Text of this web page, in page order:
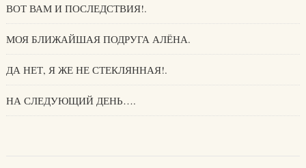
ВОТ ВАМ И ПОСЛЕДСТВИЯ!.
МОЯ БЛИЖАЙШАЯ ПОДРУГА АЛЁНА.
ДА НЕТ, Я ЖЕ НЕ СТЕКЛЯННАЯ!.
НА СЛЕДУЮЩИЙ ДЕНЬ….